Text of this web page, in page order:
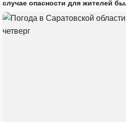
случае опасности для жителей